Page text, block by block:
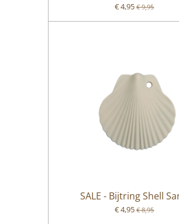
€ 4,95 € 9,95
SALE - Bijtring Shell
€ 4,95 € 8,95